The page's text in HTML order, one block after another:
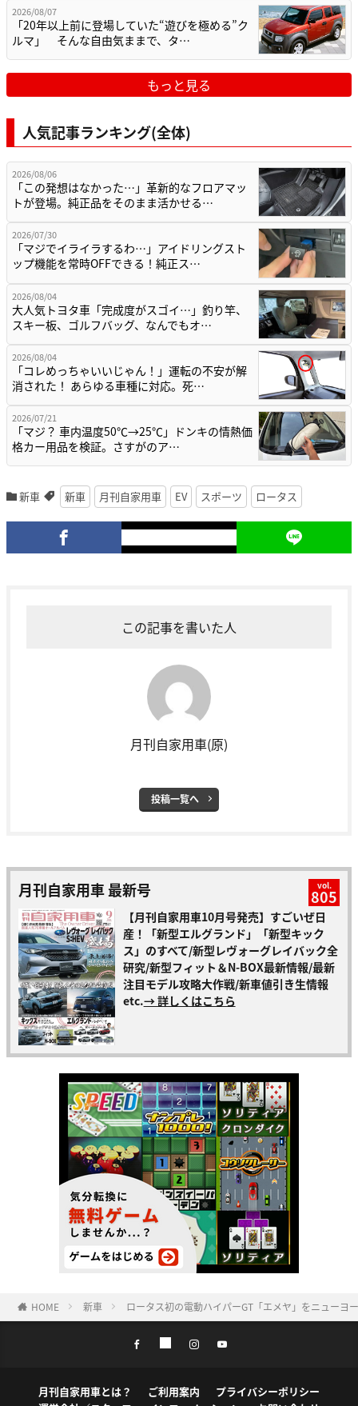
2026/08/07
「20年以上前に登場していた“遊びを極める”ク
ルマ」 そんな自由気ままで、タ…
もっと見る
人気記事ランキング(全体)
2026/08/06
「この発想はなかった…」革新的なフロアマッ
トが登場。純正品をそのまま活かせる…
2026/07/30
「マジでイライラするわ…」アイドリングスト
ップ機能を常時OFFできる！純正ス…
2026/08/04
大人気トヨタ車「完成度がスゴイ…」釣り竿、
スキー板、ゴルフバッグ、なんでもオ…
2026/08/04
「コレめっちゃいいじゃん！」運転の不安が解
消された！ あらゆる車種に対応。死…
2026/07/21
「マジ？ 車内温度50℃→25℃」ドンキの情熱価
格カー用品を検証。さすがのア…
新車 新車 月刊自家用車 EV スポーツ ロータス
この記事を書いた人
月刊自家用車(原)
投稿一覧へ
月刊自家用車 最新号 vol.
805
【月刊自家用車10月号発売】すごいぜ日
産！「新型エルグランド」「新型キック
ス」のすべて/新型レヴォーグレイバック全
研究/新型フィット＆N-BOX最新情報/最新
注目モデル攻略大作戦/新車値引き生情報
etc.→ 詳しくはこちら
HOME 新車 ロータス初の電動ハイパーGT「エメヤ」をニューヨ
月刊自家用車とは？ ご利用案内
プライバシーポリシー